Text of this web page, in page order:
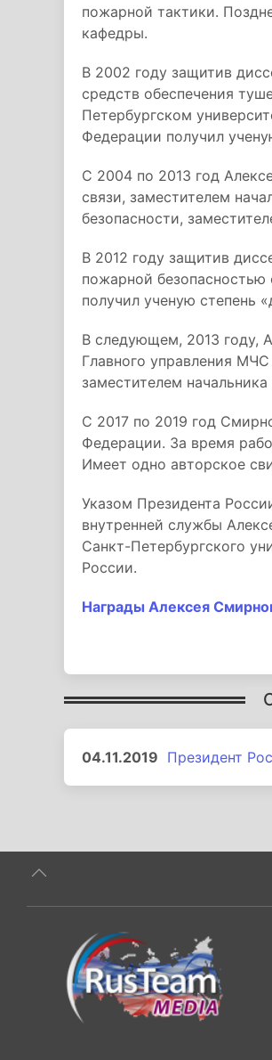
пожарной тактики.
кафедры.
В 2002 году защитив
средств обеспечения
Петербургском
Федерации получил
С 2004 по 2013 год
связи, заместителем
безопасности,
В 2012 году защитив
пожарной безопасностью
получил ученую степень
В следующем, 2013 году,
Главного управления
заместителем
С 2017 по 2019 год
Федерации. За время
Имеет одно авторское
Указом Президента
внутренней службы
Санкт-Петербургского
России.
Награды Алексея
04.11.2019 Президент